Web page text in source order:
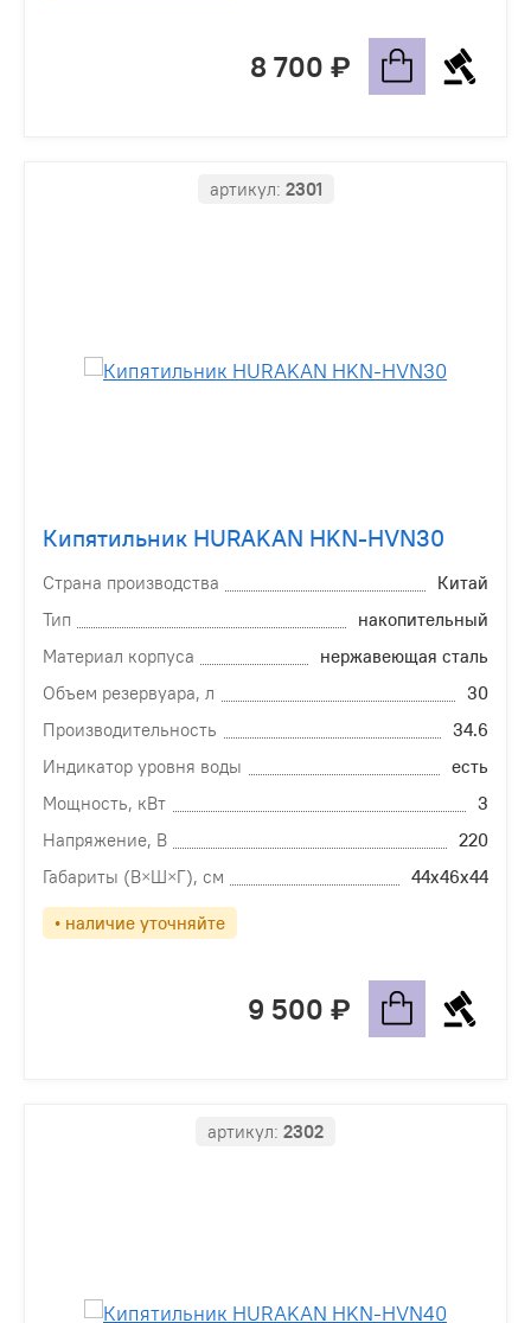
8 700
артикул: 2301
Кипятильник HURAKAN HKN-HVN30
Страна производства
Китай
Тип
накопительный
Материал корпуса
нержавеющая сталь
Объем резервуара, л
30
Производительность
34.6
Индикатор уровня воды
есть
Мощность, кВт
3
Напряжение, В
220
Габариты (В×Ш×Г), см
44х46х44
• наличие уточняйте
9 500
артикул: 2302